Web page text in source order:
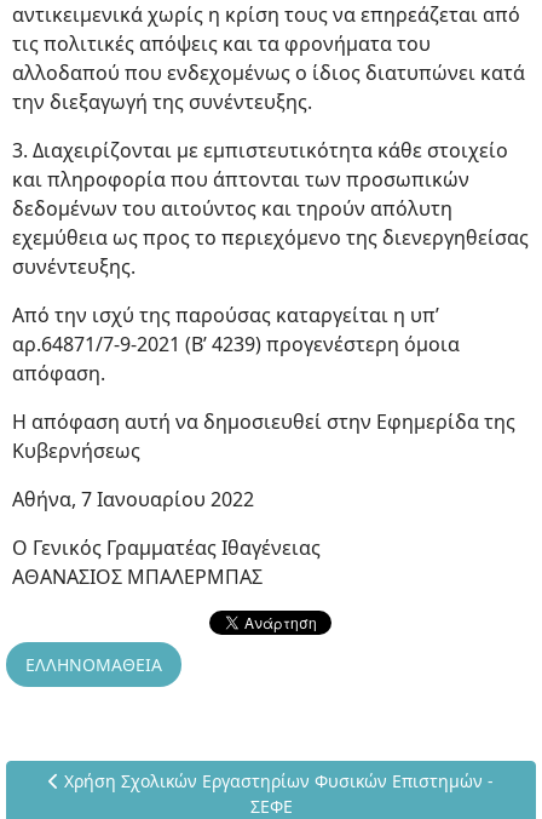
αντικειμενικά χωρίς η κρίση τους να επηρεάζεται από
τις πολιτικές απόψεις και τα φρονήματα του
αλλοδαπού που ενδεχομένως ο ίδιος διατυπώνει κατά
την διεξαγωγή της συνέντευξης.
3. Διαχειρίζονται με εμπιστευτικότητα κάθε στοιχείο
και πληροφορία που άπτονται των προσωπικών
δεδομένων του αιτούντος και τηρούν απόλυτη
εχεμύθεια ως προς το περιεχόμενο της διενεργηθείσας
συνέντευξης.
Από την ισχύ της παρούσας καταργείται η υπ’
αρ.64871/7-9-2021 (Β’ 4239) προγενέστερη όμοια
απόφαση.
Η απόφαση αυτή να δημοσιευθεί στην Εφημερίδα της
Κυβερνήσεως
Αθήνα, 7 Ιανουαρίου 2022
Ο Γενικός Γραμματέας Ιθαγένειας
ΑΘΑΝΑΣΙΟΣ ΜΠΑΛΕΡΜΠΑΣ
ΕΛΛΗΝΟΜΑΘΕΙΑ
Προηγούμενο άρθρο: Χρήση Σχολικών Εργαστηρίων
Χρήση Σχολικών Εργαστηρίων Φυσικών Επιστημών -
ΣΕΦΕ